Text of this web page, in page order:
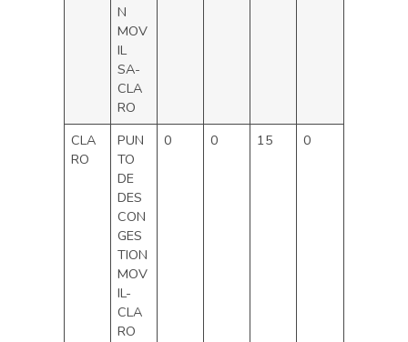
N
MOV
IL
SA-
CLA
RO
CLA
RO
PUN
TO
DE
DES
CON
GES
TION
MOV
IL-
CLA
RO
0 0 15 0